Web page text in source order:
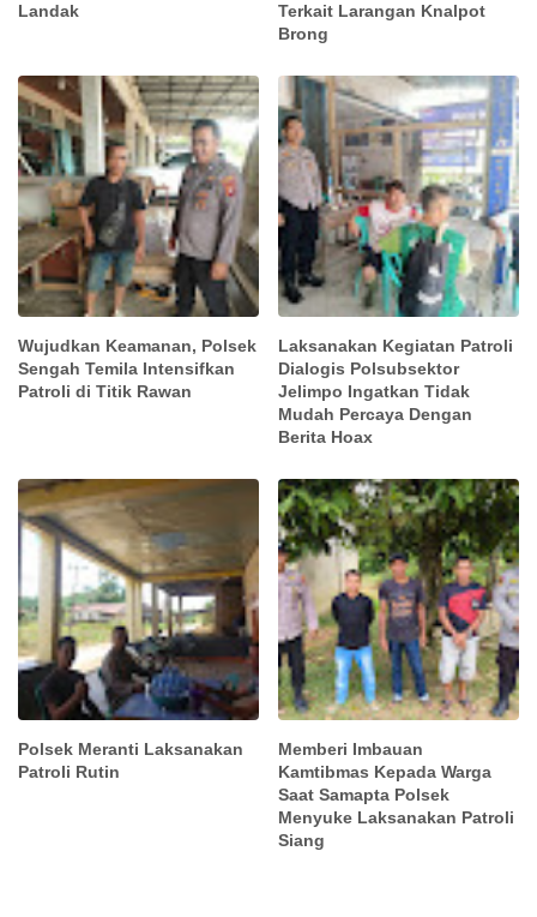
Landak
Terkait Larangan Knalpot
Brong
Wujudkan Keamanan, Polsek
Sengah Temila Intensifkan
Patroli di Titik Rawan
Laksanakan Kegiatan Patroli
Dialogis Polsubsektor
Jelimpo Ingatkan Tidak
Mudah Percaya Dengan
Berita Hoax
Polsek Meranti Laksanakan
Patroli Rutin
Memberi Imbauan
Kamtibmas Kepada Warga
Saat Samapta Polsek
Menyuke Laksanakan Patroli
Siang